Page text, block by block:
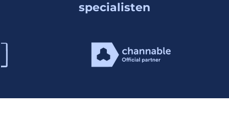
specialisten